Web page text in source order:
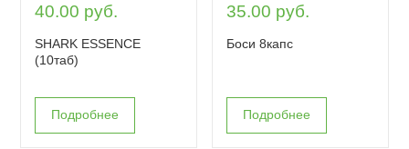
40.00 руб.
SHARK ESSENCE
(10таб)
Подробнее
35.00 руб.
Боси 8капс
Подробнее